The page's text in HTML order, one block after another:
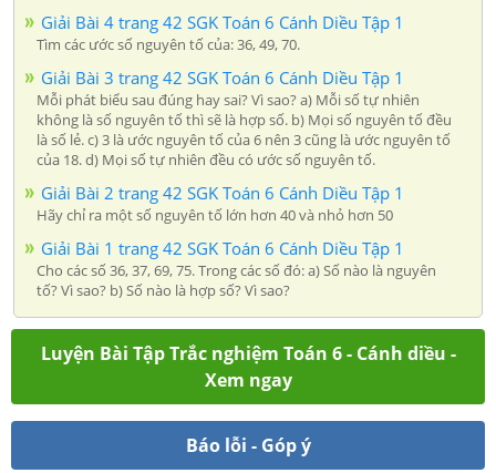
Giải Bài 4 trang 42 SGK Toán 6 Cánh Diều Tập 1
Tìm các ước số nguyên tố của: 36, 49, 70.
Giải Bài 3 trang 42 SGK Toán 6 Cánh Diều Tập 1
Mỗi phát biểu sau đúng hay sai? Vì sao? a) Mỗi số tự nhiên
không là số nguyên tố thì sẽ là hợp số. b) Mọi số nguyên tố đều
là số lẻ. c) 3 là ước nguyên tố của 6 nên 3 cũng là ước nguyên tố
của 18. d) Mọi số tự nhiên đều có ước số nguyên tố.
Giải Bài 2 trang 42 SGK Toán 6 Cánh Diều Tập 1
Hãy chỉ ra một số nguyên tố lớn hơn 40 và nhỏ hơn 50
Giải Bài 1 trang 42 SGK Toán 6 Cánh Diều Tập 1
Cho các số 36, 37, 69, 75. Trong các số đó: a) Số nào là nguyên
tố? Vì sao? b) Số nào là hợp số? Vì sao?
Luyện Bài Tập Trắc nghiệm Toán 6 - Cánh diều -
Xem ngay
Báo lỗi - Góp ý